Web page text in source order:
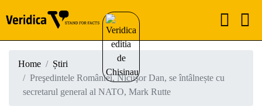
Home
Știri
Preşedintele României, Nicuşor Dan, se întâlnește cu
secretarul general al NATO, Mark Rutte